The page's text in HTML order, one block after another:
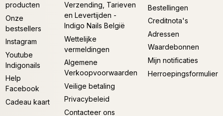
producten
Onze
bestsellers
Instagram
Youtube
Indigonails
Help
Facebook
Cadeau kaart
Verzending, Tarieven
en Levertijden -
Indigo Nails België
Wettelijke
vermeldingen
Algemene
Verkoopvoorwaarden
Veilige betaling
Privacybeleid
Contacteer ons
Bestellingen
Creditnota's
Adressen
Waardebonnen
Mijn notificaties
Herroepingsformulier